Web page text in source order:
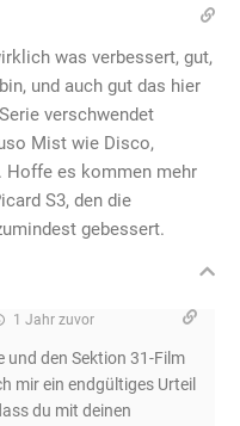
was verbessert, gut,
und auch gut das hier
verschwendet
Mist wie Disco,
Hoffe es kommen mehr
S3, den die
gebessert.
1 Jahr zuvor
und den Sektion 31-Film
mir ein endgültiges Urteil
du mit deinen